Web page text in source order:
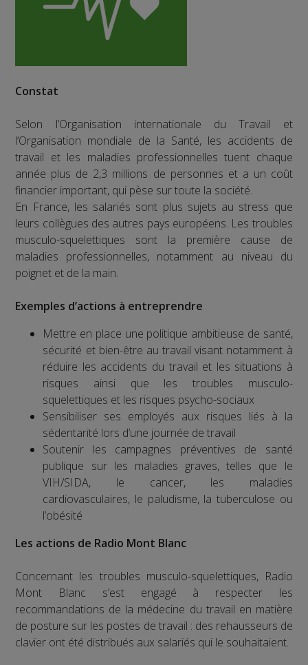
Constat
Selon l’Organisation internationale du Travail et
l’Organisation mondiale de la Santé, les accidents de
travail et les maladies professionnelles tuent chaque
année plus de 2,3 millions de personnes et a un coût
financier important, qui pèse sur toute la société.
En France, les salariés sont plus sujets au stress que
leurs collègues des autres pays européens. Les troubles
musculo-squelettiques sont la première cause de
maladies professionnelles, notamment au niveau du
poignet et de la main.
Exemples d’actions à entreprendre
Mettre en place une politique ambitieuse de santé,
sécurité et bien-être au travail visant notamment à
réduire les accidents du travail et les situations à
risques ainsi que les troubles musculo-
squelettiques et les risques psycho-sociaux
Sensibiliser ses employés aux risques liés à la
sédentarité lors d’une journée de travail
Soutenir les campagnes préventives de santé
publique sur les maladies graves, telles que le
VIH/SIDA, le cancer, les maladies
cardiovasculaires, le paludisme, la tuberculose ou
l’obésité
Les actions de Radio Mont Blanc
Concernant les troubles musculo-squelettiques, Radio
Mont Blanc s’est engagé à respecter les
recommandations de la médecine du travail en matière
de posture sur les postes de travail : des rehausseurs de
clavier ont été distribués aux salariés qui le souhaitaient.